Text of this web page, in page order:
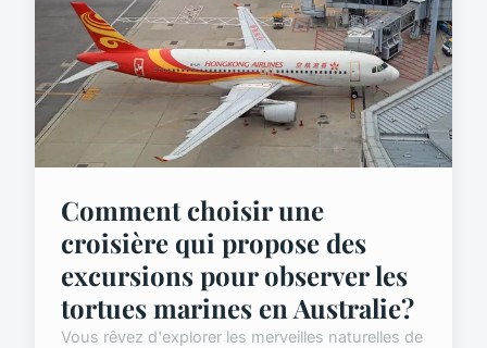
Comment choisir une
croisière qui propose des
excursions pour observer les
tortues marines en Australie?
Vous rêvez d'explorer les merveilles naturelles de